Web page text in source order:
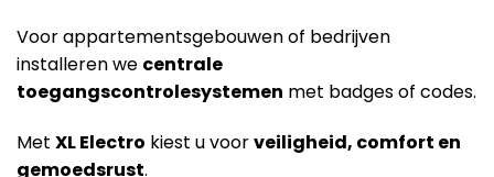
Voor appartementsgebouwen of bedrijven
installeren we centrale
toegangscontrolesystemen met badges of codes.
Met XL Electro kiest u voorveiligheid, comfort en
gemoedsrust.